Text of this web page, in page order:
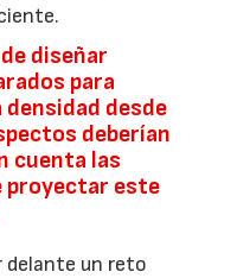
diseñar
para
desde
deberían
cuenta las
proyectar este
delante un reto